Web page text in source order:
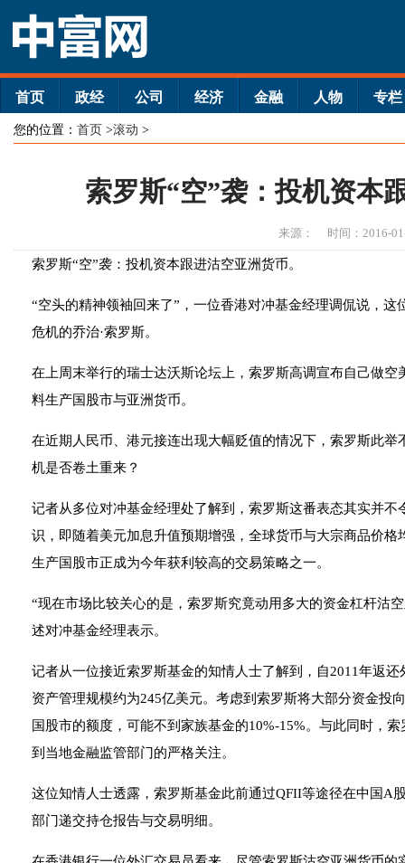
首页 政经 公司 经济 金融 人物 专栏
您的位置： 首页 >滚动 >
索罗斯“空”袭：投机资本
来源： 时间：2016-
索罗斯“空”袭：投机资本跟进沽空亚洲货币。
“空头的精神领袖回来了”，一位香港对冲基金经理调侃说，这
危机的乔治·索罗斯。
在上周末举行的瑞士达沃斯论坛上，索罗斯高调宣布自己做
料生产国股市与亚洲货币。
在近期人民币、港元接连出现大幅贬值的情况下，索罗斯此
机是否卷土重来？
记者从多位对冲基金经理处了解到，索罗斯这番表态其实并
识，即随着美元加息升值预期增强，全球货币与大宗商品价
生产国股市正成为今年获利较高的交易策略之一。
“现在市场比较关心的是，索罗斯究竟动用多大的资金杠杆沽
述对冲基金经理表示。
记者从一位接近索罗斯基金的知情人士了解到，自2011年返
资产管理规模约为245亿美元。考虑到索罗斯将大部分资金投
国股市的额度，可能不到家族基金的10%-15%。与此同时，
到当地金融监管部门的严格关注。
这位知情人士透露，索罗斯基金此前通过QFII等途径在中国A
部门递交持仓报告与交易明细。